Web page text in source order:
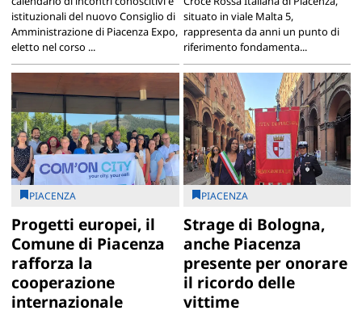
istituzionali del nuovo Consiglio di
Amministrazione di Piacenza Expo,
eletto nel corso ...
situato in viale Malta 5,
rappresenta da anni un punto di
riferimento fondamenta...
PIACENZA
Progetti europei, il
Comune di Piacenza
rafforza la
cooperazione
internazionale
PIACENZA
Strage di Bologna,
anche Piacenza
presente per onorare
il ricordo delle
vittime